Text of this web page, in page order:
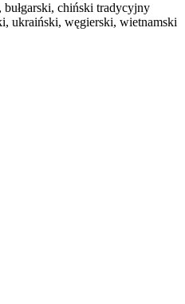
bułgarski, chiński tradycyjny
ukraiński, węgierski, wietnamski